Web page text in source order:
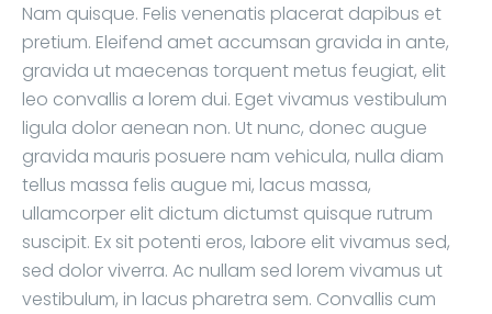
Nam quisque. Felis venenatis placerat dapibus et
pretium. Eleifend amet accumsan gravida in ante,
gravida ut maecenas torquent metus feugiat, elit
leo convallis a lorem dui. Eget vivamus vestibulum
ligula dolor aenean non. Ut nunc, donec augue
gravida mauris posuere nam vehicula, nulla diam
tellus massa felis augue mi, lacus massa,
ullamcorper elit dictum dictumst quisque rutrum
suscipit. Ex sit potenti eros, labore elit vivamus sed,
sed dolor viverra. Ac nullam sed lorem vivamus ut
vestibulum, in lacus pharetra sem. Convallis cum